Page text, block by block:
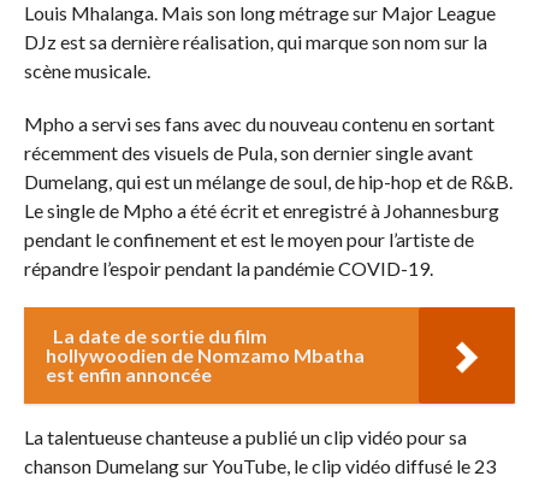
Louis Mhalanga. Mais son long métrage sur Major League
DJz est sa dernière réalisation, qui marque son nom sur la
scène musicale.
Mpho a servi ses fans avec du nouveau contenu en sortant
récemment des visuels de Pula, son dernier single avant
Dumelang, qui est un mélange de soul, de hip-hop et de R&B.
Le single de Mpho a été écrit et enregistré à Johannesburg
pendant le confinement et est le moyen pour l’artiste de
répandre l’espoir pendant la pandémie COVID-19.
La date de sortie du film
hollywoodien de Nomzamo Mbatha
est enfin annoncée
La talentueuse chanteuse a publié un clip vidéo pour sa
chanson Dumelang sur YouTube, le clip vidéo diffusé le 23